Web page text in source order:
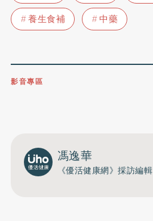
養生食補
中藥
影音專區
馮逸華
《優活健康網》採訪編輯